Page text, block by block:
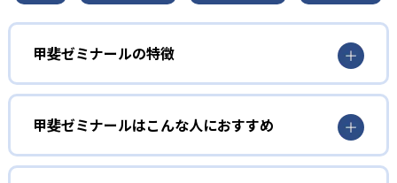
甲斐ゼミナールの特徴
1
地域密着の学校別指導
甲斐ゼミナールは山梨・長野・静岡の3県に教室がある。甲
斐ゼミナール高校部では、高校の進度に合わせた授業を行
うクラスが用意され、予習・復習授業を提供する。
甲斐ゼミナールはこんな人におすすめ
小学生